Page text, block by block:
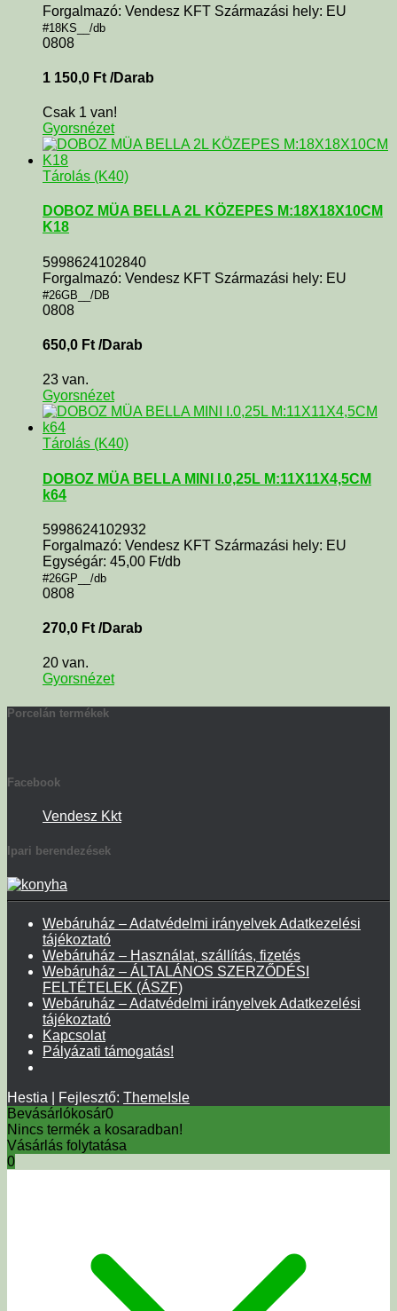
Forgalmazó: Vendesz KFT Származási hely: EU
#18KS__/db
0808
1 150,0 Ft /Darab
Csak 1 van!
Gyorsnézet
Tárolás (K40)
DOBOZ MÜA BELLA 2L KÖZEPES M:18X18X10CM
K18
5998624102840
Forgalmazó: Vendesz KFT Származási hely: EU
#26GB__/DB
0808
650,0 Ft /Darab
23 van.
Gyorsnézet
Tárolás (K40)
DOBOZ MÜA BELLA MINI I.0,25L M:11X11X4,5CM
k64
5998624102932
Forgalmazó: Vendesz KFT Származási hely: EU
Egységár: 45,00 Ft/db
#26GP__/db
0808
270,0 Ft /Darab
20 van.
Gyorsnézet
Porcelán termékek
Facebook
Vendesz Kkt
Ipari berendezések
Webáruház – Adatvédelmi irányelvek Adatkezelési
tájékoztató
Webáruház – Használat, szállítás, fizetés
Webáruház – ÁLTALÁNOS SZERZŐDÉSI
FELTÉTELEK (ÁSZF)
Webáruház – Adatvédelmi irányelvek Adatkezelési
tájékoztató
Kapcsolat
Pályázati támogatás!
Hestia | Fejlesztő: ThemeIsle
Bevásárlókosár0
Nincs termék a kosaradban!
Vásárlás folytatása
0